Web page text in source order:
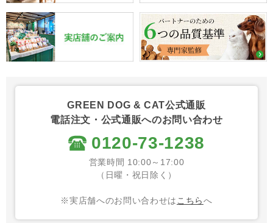
GREEN DOG & CAT公式通販
電話注文・公式通販へのお問い合わせ
0120-73-1238
営業時間 10:00～17:00
（日曜・祝日除く）
※実店舗へのお問い合わせは こちらへ